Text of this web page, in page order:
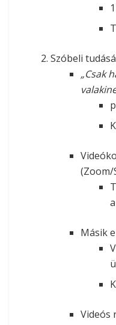
Szóbeli
„Csak
(Zoom/
Másik
Videós